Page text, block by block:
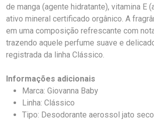
de manga (agente hidratante), vitamina E
ativo mineral certificado orgânico. A
em uma composição refrescante com
trazendo aquele perfume suave e
registrada da linha Clássico.
Informações adicionais
Marca: Giovanna Baby
Linha: Clássico
Tipo: Desodorante aerossol jato seco